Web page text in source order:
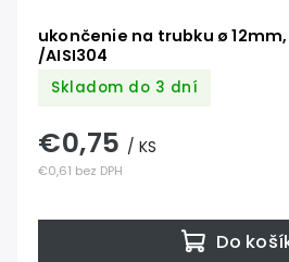
ukončenie na trubku ø
/AISI304
Skladom do 3 dní
€0,61 bez DPH
€0,75 / KS
Do